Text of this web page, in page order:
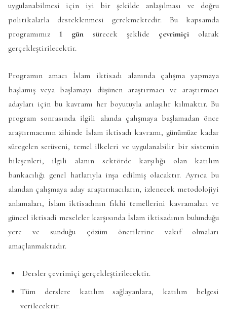
uygulanabilmesi için iyi bir şekilde anlaşılması ve doğru
politikalarla desteklenmesi gerekmektedir. Bu kapsamda
programımız 1 gün sürecek şeklide çevrimiçi olarak
gerçekleştirilecektir.
Programın amacı İslam iktisadı alanında çalışma yapmaya
başlamış veya başlamayı düşünen araştırmacı ve araştırmacı
adayları için bu kavramı her boyutuyla anlaşılır kılmaktır. Bu
program sonrasında ilgili alanda çalışmaya başlamadan önce
araştırmacının zihinde İslam iktisadı kavramı, günümüze kadar
süregelen serüveni, temel ilkeleri ve uygulanabilir bir sistemin
bileşenleri, ilgili alanın sektörde karşılığı olan katılım
bankacılığı genel hatlarıyla inşa edilmiş olacaktır. Ayrıca bu
alandan çalışmaya aday araştırmacıların, izlenecek metodolojiyi
anlamaları, İslam iktisadının fıkhi temellerini kavramaları ve
güncel iktisadi meseleler karşısında İslam iktisadının bulunduğu
yere ve sunduğu çözüm önerilerine vakıf olmaları
amaçlanmaktadır.
Dersler çevrimiçi gerçekleştirilecektir.
Tüm derslere katılım sağlayanlara, katılım belgesi
verilecektir.